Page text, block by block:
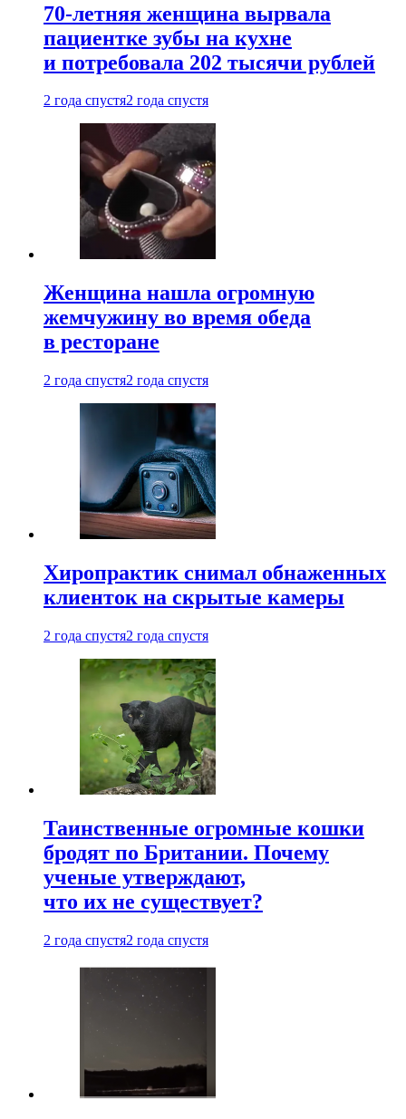
70-летняя женщина вырвала
пациентке зубы на кухне
и потребовала 202 тысячи рублей
2 года спустя2 года спустя
Женщина нашла огромную
жемчужину во время обеда
в ресторане
2 года спустя2 года спустя
Хиропрактик снимал обнаженных
клиенток на скрытые камеры
2 года спустя2 года спустя
Таинственные огромные кошки
бродят по Британии. Почему
ученые утверждают,
что их не существует?
2 года спустя2 года спустя